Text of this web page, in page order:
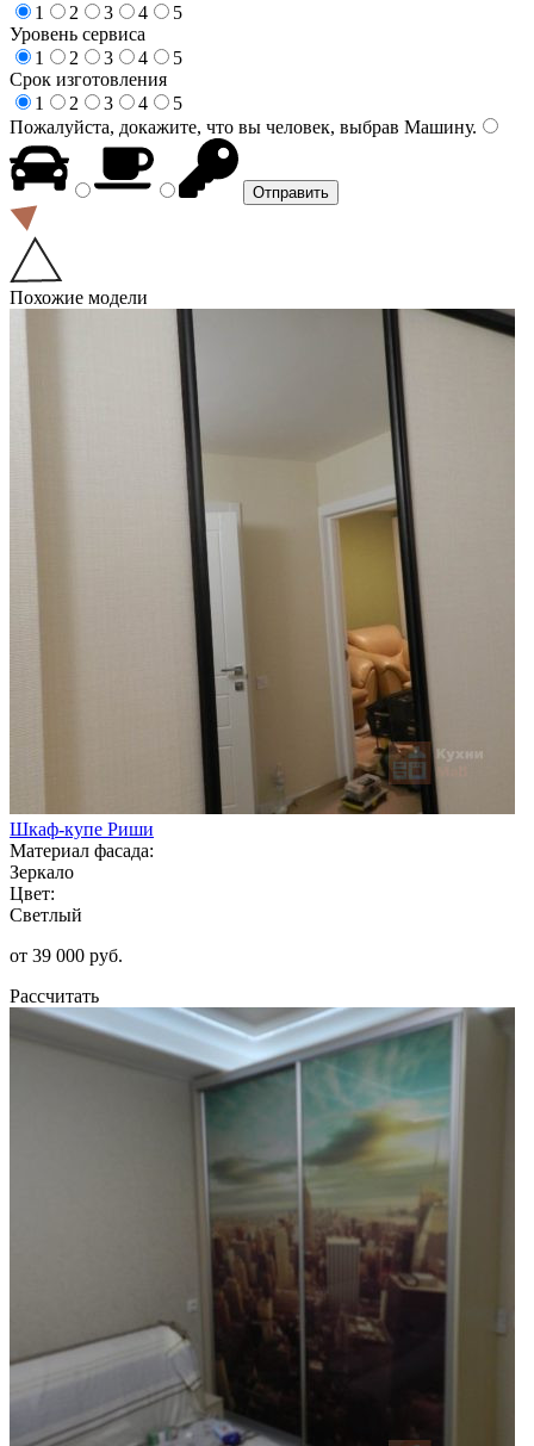
1
2 3 4
5
Уровень сервиса
1
2 3 4
5
Срок изготовления
1
2 3 4
5
Пожалуйста, докажите, что вы человек, выбрав Машину.
Похожие модели
Шкаф-купе Риши
Материал фасада:
Зеркало
Цвет:
Светлый
от 39 000 руб.
Рассчитать